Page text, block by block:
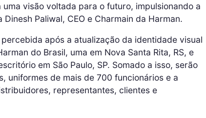
visão voltada para o futuro, impulsionando a
Paliwal, CEO e Charmain da Harman.
após a atualização da identidade visual
do Brasil, uma em Nova Santa Rita, RS, e
em São Paulo, SP. Somado a isso, serão
uniformes de mais de 700 funcionários e a
representantes, clientes e